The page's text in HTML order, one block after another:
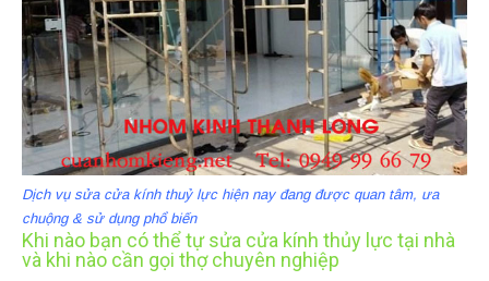
Dịch vụ sửa cửa kính thuỷ lực hiện nay đang được quan tâm, ưa
chuộng & sử dụng phổ biến
Khi nào bạn có thể tự sửa cửa kính thủy lực tại nhà
và khi nào cần gọi thợ chuyên nghiệp